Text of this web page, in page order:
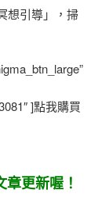
想引導」，掃
]點我購買
更新喔！